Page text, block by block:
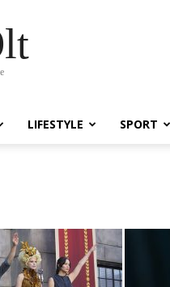
LIFESTYLE SPORT